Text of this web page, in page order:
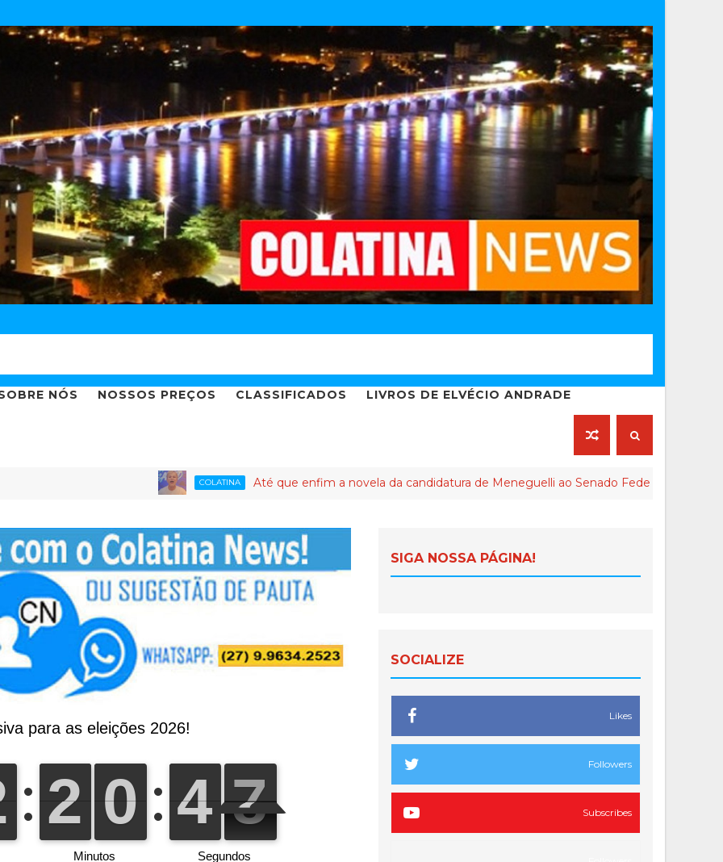
NÓS NOSSOS PREÇOS CLASSIFICADOS LIVROS DE ELVÉCIO ANDRADE
COLATINA Até que enfim a novela da candidatura de Meneguelli ao Senado Federal chega ao final
SIGA NOSSA PÁGINA!
SOCIALIZE
Likes
Followers
Subscribes